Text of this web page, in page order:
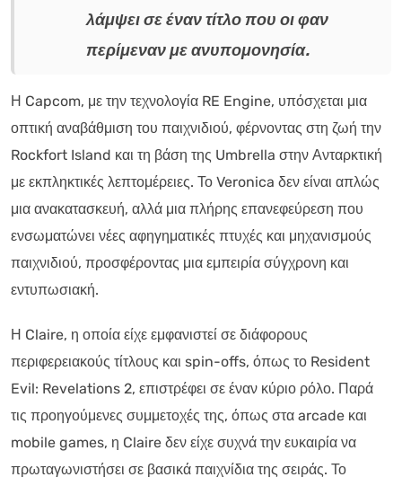
λάμψει σε έναν τίτλο που οι φαν
περίμεναν με ανυπομονησία.
Η Capcom, με την τεχνολογία RE Engine, υπόσχεται μια
οπτική αναβάθμιση του παιχνιδιού, φέρνοντας στη ζωή την
Rockfort Island και τη βάση της Umbrella στην Ανταρκτική
με εκπληκτικές λεπτομέρειες. Το Veronica δεν είναι απλώς
μια ανακατασκευή, αλλά μια πλήρης επανεφεύρεση που
ενσωματώνει νέες αφηγηματικές πτυχές και μηχανισμούς
παιχνιδιού, προσφέροντας μια εμπειρία σύγχρονη και
εντυπωσιακή.
Η Claire, η οποία είχε εμφανιστεί σε διάφορους
περιφερειακούς τίτλους και spin-offs, όπως το Resident
Evil: Revelations 2, επιστρέφει σε έναν κύριο ρόλο. Παρά
τις προηγούμενες συμμετοχές της, όπως στα arcade και
mobile games, η Claire δεν είχε συχνά την ευκαιρία να
πρωταγωνιστήσει σε βασικά παιχνίδια της σειράς. Το